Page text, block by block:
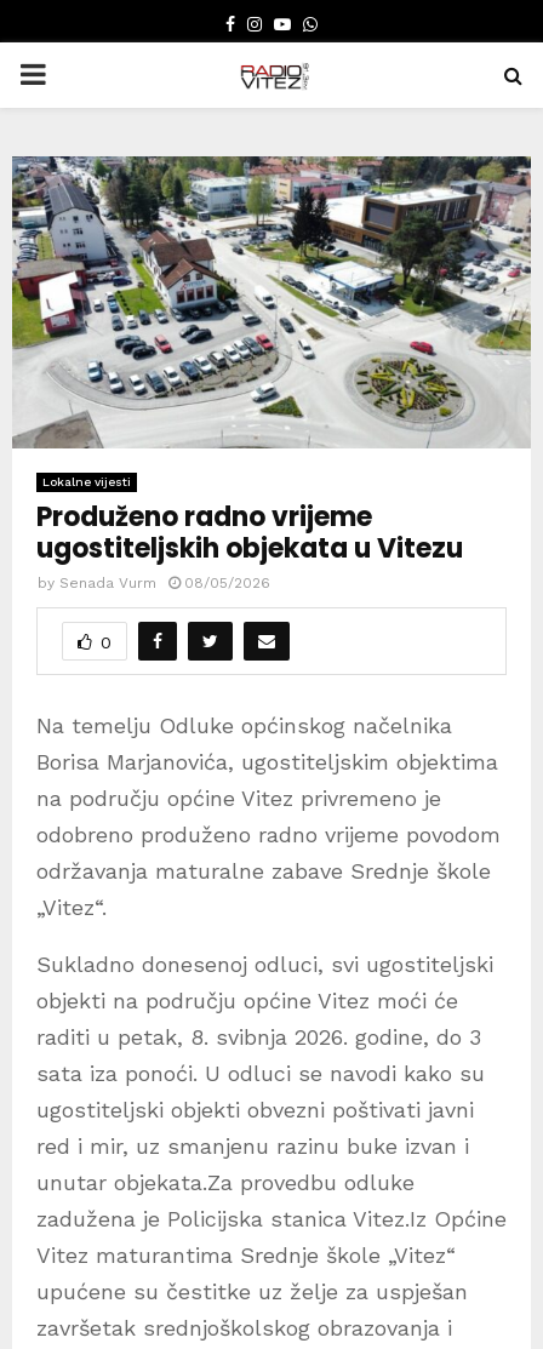
FACEBOOK
INSTAGRAM
YOUTUBE
WHATSAPP
PRIMARY
Lokalne vijesti
Produženo radno vrijeme
ugostiteljskih objekata u Vitezu
by Senada Vurm 08/05/2026
0
Na temelju Odluke općinskog načelnika
Borisa Marjanovića, ugostiteljskim objektima
na području općine Vitez privremeno je
odobreno produženo radno vrijeme povodom
održavanja maturalne zabave Srednje škole
„Vitez“.
Sukladno donesenoj odluci, svi ugostiteljski
objekti na području općine Vitez moći će
raditi u petak, 8. svibnja 2026. godine, do 3
sata iza ponoći. U odluci se navodi kako su
ugostiteljski objekti obvezni poštivati javni
red i mir, uz smanjenu razinu buke izvan i
unutar objekata.Za provedbu odluke
zadužena je Policijska stanica Vitez.Iz Općine
Vitez maturantima Srednje škole „Vitez“
upućene su čestitke uz želje za uspješan
završetak srednjoškolskog obrazovanja i